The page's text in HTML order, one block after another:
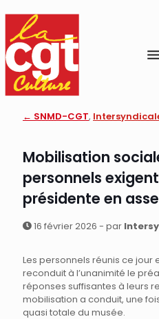
← SNMD-CGT,
Mobilisation
personnels
présidente en
16 février 2026 - par
Les personnels réunis ce
reconduit à l’unanimité le
réponses suffisantes à leurs
mobilisation a conduit, une
quasi totale du musée.